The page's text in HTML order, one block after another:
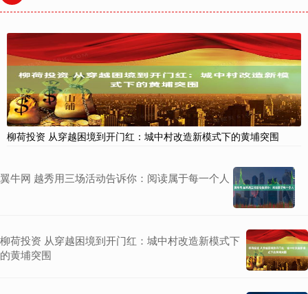
柳荷投资 从穿越困境到开门红：城中村改造新模式下的黄埔突围
翼牛网 越秀用三场活动告诉你：阅读属于每一个人
柳荷投资 从穿越困境到开门红：城中村改造新模式下
的黄埔突围